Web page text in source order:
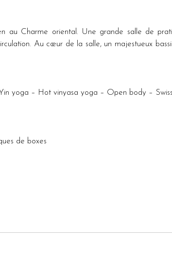
au Charme oriental. Une grande salle de
Au cœur de la salle, un majestueux
yoga – Hot vinyasa yoga – Open body –
de boxes